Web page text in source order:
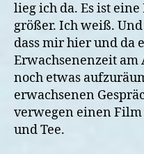
lieg ich da. Es ist
größer. Ich weiß.
dass mir hier und da
Erwachsenenzeit am
noch etwas
erwachsenen
verwegen einen Film
und Tee.